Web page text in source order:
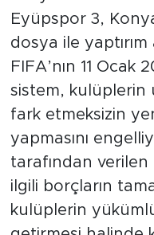
Eyüpspor 3,
dosya ile
FIFA’nın 11
sistem, kulüplerin
fark etmeksizin
yapmasını
tarafından verilen
ilgili borçların
kulüplerin